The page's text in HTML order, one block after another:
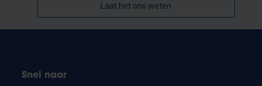
Laat het ons weten
Snel naar